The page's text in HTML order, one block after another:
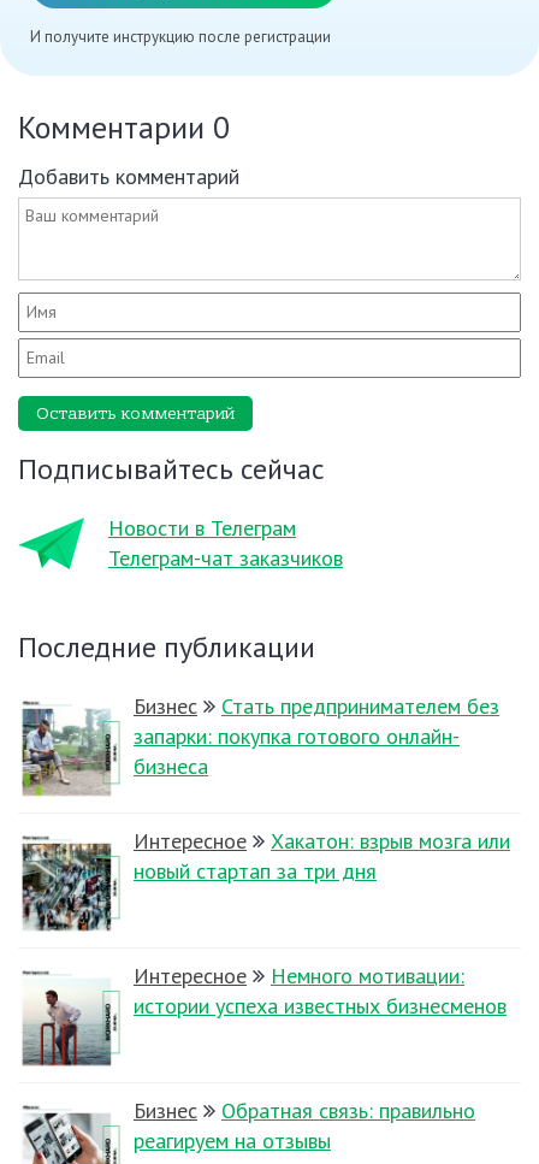
И получите инструкцию после регистрации
Комментарии 0
Добавить комментарий
Оставить комментарий
Подписывайтесь сейчас
Новости в Телеграм
Телеграм-чат заказчиков
Последние публикации
Бизнес
Стать предпринимателем без
запарки: покупка готового онлайн-
бизнеса
Интересное
Хакатон: взрыв мозга или
новый стартап за три дня
Интересное
Немного мотивации:
истории успеха известных бизнесменов
Бизнес
Обратная связь: правильно
реагируем на отзывы